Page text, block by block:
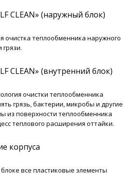
CLEAN» (наружный блок)
очистка теплообменника наружного
грязи.
CLEAN» (внутренний блок)
очистки теплообменника
грязь, бактерии, микробы и другие
из поверхности теплообменника
теплового расширения оттайки.
корпуса
все пластиковые элементы